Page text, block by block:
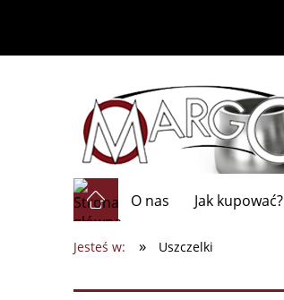
O nas Jak kupować?
Jesteś w: » Uszczelki